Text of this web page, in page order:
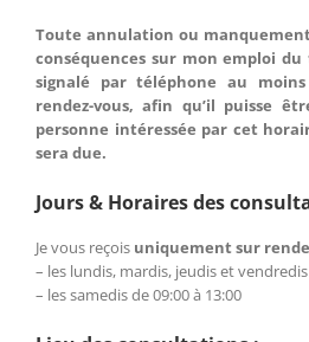
Toute annulation ou manquement
conséquences sur mon emploi
signalé par téléphone au
rendez-vous, afin qu’il puisse
personne intéressée par cet
sera due.
Jours & Horaires des
Je vous reçois uniquement sur
– les lundis, mardis, jeudis et vendredis
– les samedis de 09:00 à 13:00